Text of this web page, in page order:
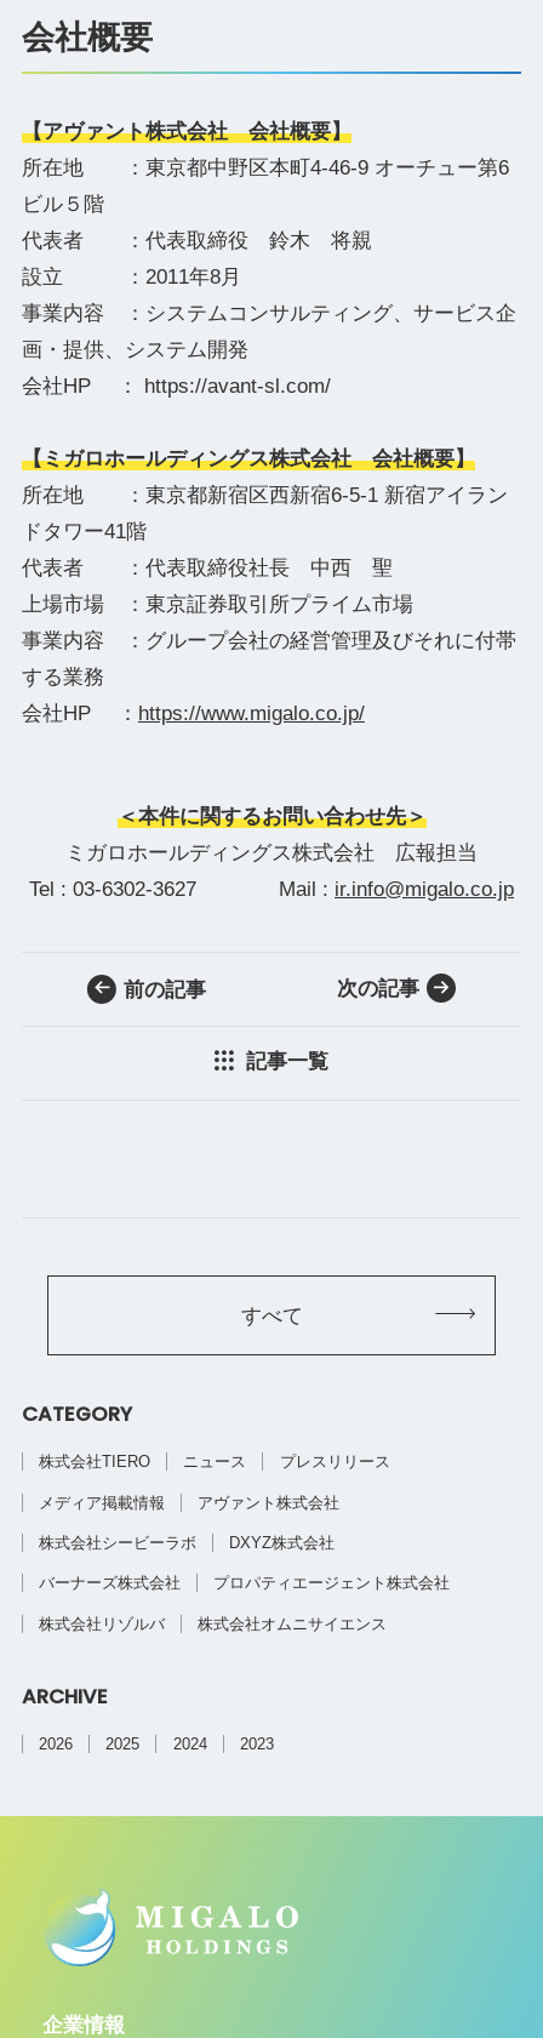
会社概要
【アヴァント株式会社 会社概要】
所在地 ：東京都中野区本町4-46-9 オーチュー第6
ビル５階
代表者 ：代表取締役 鈴木 将親
設立 ：2011年8月
事業内容 ：システムコンサルティング、サービス企
画・提供、システム開発
会社HP ： https://avant-sl.com/
【ミガロホールディングス株式会社 会社概要】
所在地 ：東京都新宿区西新宿6-5-1 新宿アイラン
ドタワー41階
代表者 ：代表取締役社長 中西 聖
上場市場 ：東京証券取引所プライム市場
事業内容 ：グループ会社の経営管理及びそれに付帯
する業務
会社HP ： https://www.migalo.co.jp/
＜本件に関するお問い合わせ先＞
ミガロホールディングス株式会社 広報担当
Tel : 03-6302-3627 Mail : ir.info@migalo.co.jp
前の記事
記事一覧
次の記事
すべて
CATEGORY
株式会社TIERO ニュース プレスリリース
メディア掲載情報 アヴァント株式会社
株式会社シービーラボ DXYZ株式会社
バーナーズ株式会社 プロパティエージェント株式会社
株式会社リゾルバ 株式会社オムニサイエンス
ARCHIVE
2026 2025 2024 2023
企業情報